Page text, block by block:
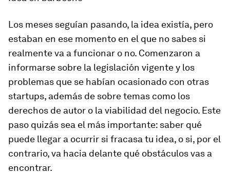
Los meses seguían pasando, la idea existía, pero
estaban en ese momento en el que no sabes si
realmente va a funcionar o no. Comenzaron a
informarse sobre la legislación vigente y los
problemas que se habían ocasionado con otras
startups, además de sobre temas como los
derechos de autor o la viabilidad del negocio. Este
paso quizás sea el más importante: saber qué
puede llegar a ocurrir si fracasa tu idea, o si, por el
contrario, va hacia delante qué obstáculos vas a
encontrar.